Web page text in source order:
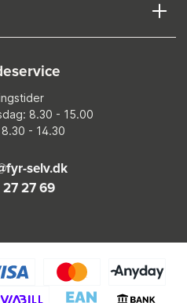
8.30 - 15.00
- 14.30
selv.dk
27 27 69